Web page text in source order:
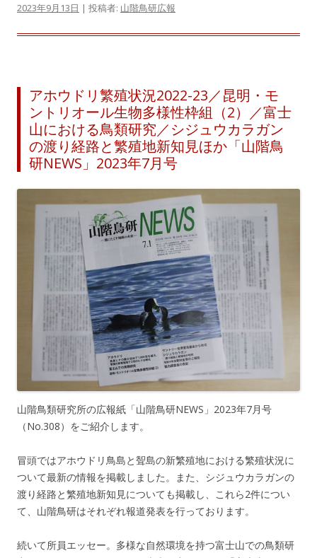
2023年9月13日 | 投稿者: 山階鳥研広報
アホウドリ繁殖状況2022-23／昆明・モ
ントリオール生物多様性枠組（2）／富士
山における鳥類研究／シジュウカラガン
の渡り経路と繁殖地新知見ほか「山階鳥
研NEWS」2023年7月号
山階鳥類研究所の広報紙「山階鳥研NEWS」2023年7月号
（No.308）をご紹介します。
冒頭ではアホウドリ鳥島と聟島の新繁殖地における繁殖状況に
ついて最新の情報を掲載しました。また、シジュウカラガンの
渡り経路と繁殖地新知見についても掲載し、これら2件につい
て、山階鳥研はそれぞれ報道発表を行っております。
続いて所員エッセー。多様な自然環境を持つ富士山での鳥類研